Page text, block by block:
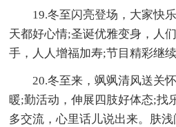
19.冬至闪亮登场，大家快
天都好心情;圣诞优雅变身，人
手，人人增福加寿;节目精彩继
20.冬至来，飒飒清风送关
暖;勤活动，伸展四肢好体态;找
多交流，心里话儿说出来。肤